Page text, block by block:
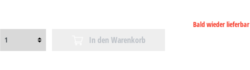
In den Warenkorb
Bald wieder lieferbar